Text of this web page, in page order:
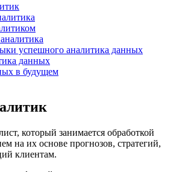
успешного аналитика данных
данных
в будущем
который занимается обработкой
на их основе прогнозов, стратегий,
клиентам.